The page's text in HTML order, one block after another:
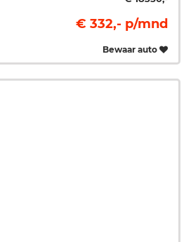
€ 332,- p/mnd
Bewaar auto